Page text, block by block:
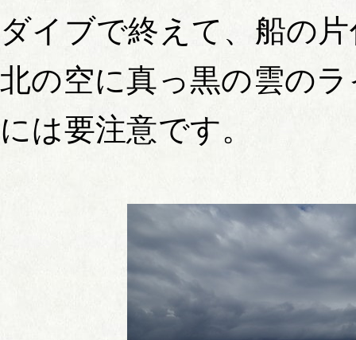
ダイブで終えて、船の
北の空に真っ黒の雲の
には要注意です。